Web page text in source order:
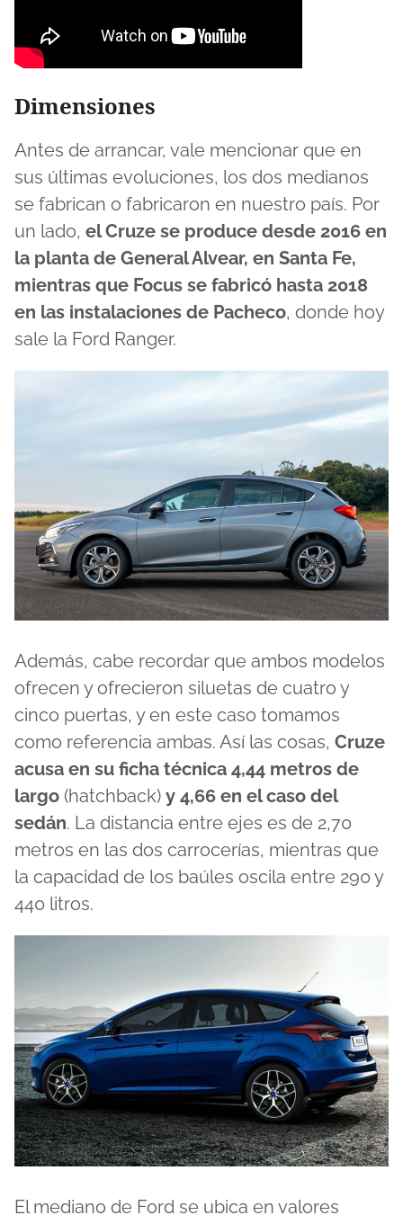
Dimensiones
Antes de arrancar, vale mencionar que en
sus últimas evoluciones, los dos medianos
se fabrican o fabricaron en nuestro país. Por
un lado, el Cruze se produce desde 2016 en
la planta de General Alvear, en Santa Fe,
mientras que Focus se fabricó hasta 2018
en las instalaciones de Pacheco, donde hoy
sale la Ford Ranger.
Además, cabe recordar que ambos modelos
ofrecen y ofrecieron siluetas de cuatro y
cinco puertas, y en este caso tomamos
como referencia ambas. Así las cosas, Cruze
acusa en su ficha técnica 4,44 metros de
largo (hatchback) y 4,66 en el caso del
sedán. La distancia entre ejes es de 2,70
metros en las dos carrocerías, mientras que
la capacidad de los baúles oscila entre 290 y
440 litros.
El mediano de Ford se ubica en valores